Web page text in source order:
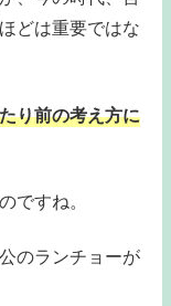
どは重要ではな
り前の考え方に
ですね。
のランチョーが